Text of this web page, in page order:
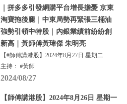
｜拼多多引發網購平台增長擔憂 京東
淘寶拖後腿｜中東局勢再緊張三桶油
強勢引領中特股｜內銀業績前紛紛創
新高｜黃師傅黃瑋傑 朱明亮
【#師傅講港股】2024年8月27日 星期二
主持： #黃師
2024/08/27
【師傅講港股】2024年8月26日 星期一